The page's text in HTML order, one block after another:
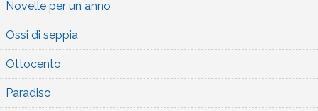
Novelle per un anno
Ossi di seppia
Ottocento
Paradiso